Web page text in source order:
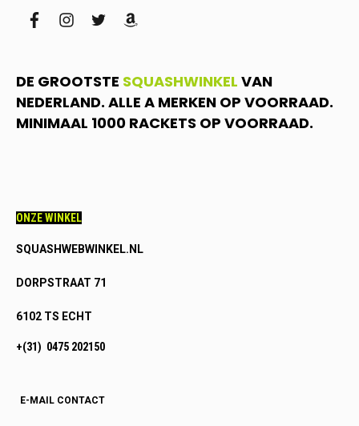
facebookinstagram
twitteramazon
DE GROOTSTE SQUASHWINKEL VAN
NEDERLAND. ALLE A MERKEN OP VOORRAAD.
MINIMAAL 1000 RACKETS OP VOORRAAD.
ONZE WINKEL
SQUASHWEBWINKEL.NL
DORPSTRAAT 71
6102 TS ECHT
+(31) 0475 202150
E-MAIL CONTACT